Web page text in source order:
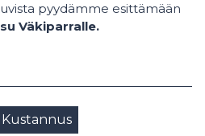
pyydämme esittämään
Väkiparralle.